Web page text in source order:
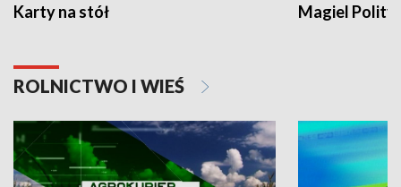
Karty na stół Magiel
ROLNICTWO I WIEŚ